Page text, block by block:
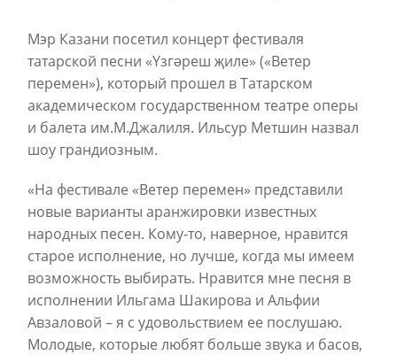
Мэр Казани посетил концерт фестиваля
татарской песни «Yзгәреш җиле» («Ветер
перемен»), который прошел в Татарском
академическом государственном театре оперы
и балета им.М.Джалиля. Ильсур Метшин назвал
шоу грандиозным.
«На фестивале «Ветер перемен» представили
новые варианты аранжировки известных
народных песен. Кому-то, наверное, нравится
старое исполнение, но лучше, когда мы имеем
возможность выбирать. Нравится мне песня в
исполнении Ильгама Шакирова и Альфии
Авзаловой – я с удовольствием ее послушаю.
Молодые, которые любят больше звука и басов,